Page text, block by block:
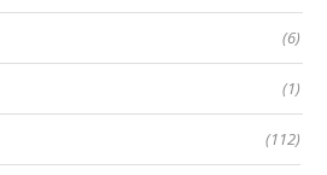
(6)
(1)
(112)